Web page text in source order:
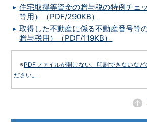
住宅取得等資金の贈与税の特例チェ
等用）（PDF/290KB）
取得した不動産に係る不動産番号等
贈与税用）（PDF/119KB）
※PDFファイルが開けない、印刷できないな
ださい。